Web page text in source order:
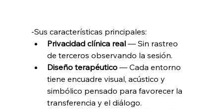
-Sus características principales:
Privacidad clínica real — Sin rastreo
de terceros observando la sesión.
Diseño terapéutico — Cada entorno
tiene encuadre visual, acústico y
simbólico pensado para favorecer la
transferencia y el diálogo.